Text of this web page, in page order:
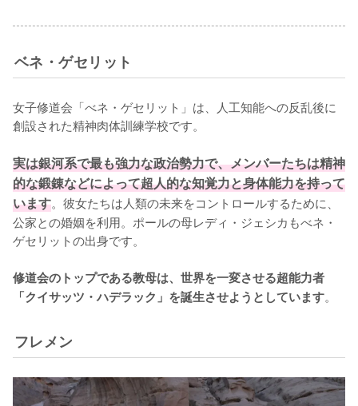
ベネ・ゲセリット
女子修道会「べネ・ゲセリット」は、人工知能への反乱後に
創設された精神肉体訓練学校です。
実は銀河系で最も強力な政治勢力で、メンバーたちは精神
的な鍛錬などによって超人的な知覚力と身体能力を持って
います。彼女たちは人類の未来をコントロールするために、
公家との婚姻を利用。ポールの母レディ・ジェシカもべネ・
ゲセリットの出身です。
修道会のトップである教母は、世界を一変させる超能力者
「クイサッツ・ハデラック」を誕生させようとしています。
フレメン